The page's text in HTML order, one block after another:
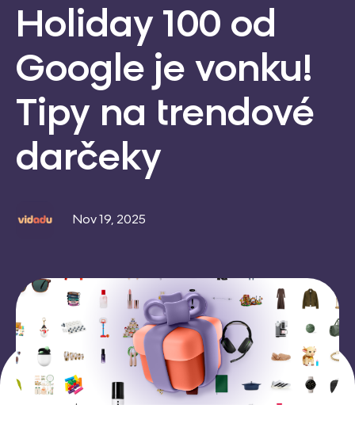
Holiday 100 od
Google je vonku!
Tipy na trendové
darčeky
Nov 19, 2025